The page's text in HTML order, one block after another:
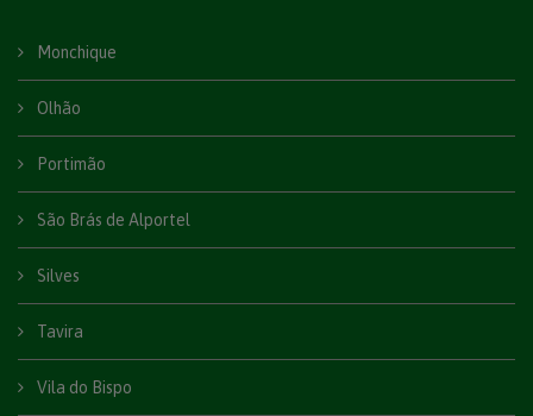
Monchique
Olhão
Portimão
São Brás de Alportel
Silves
Tavira
Vila do Bispo